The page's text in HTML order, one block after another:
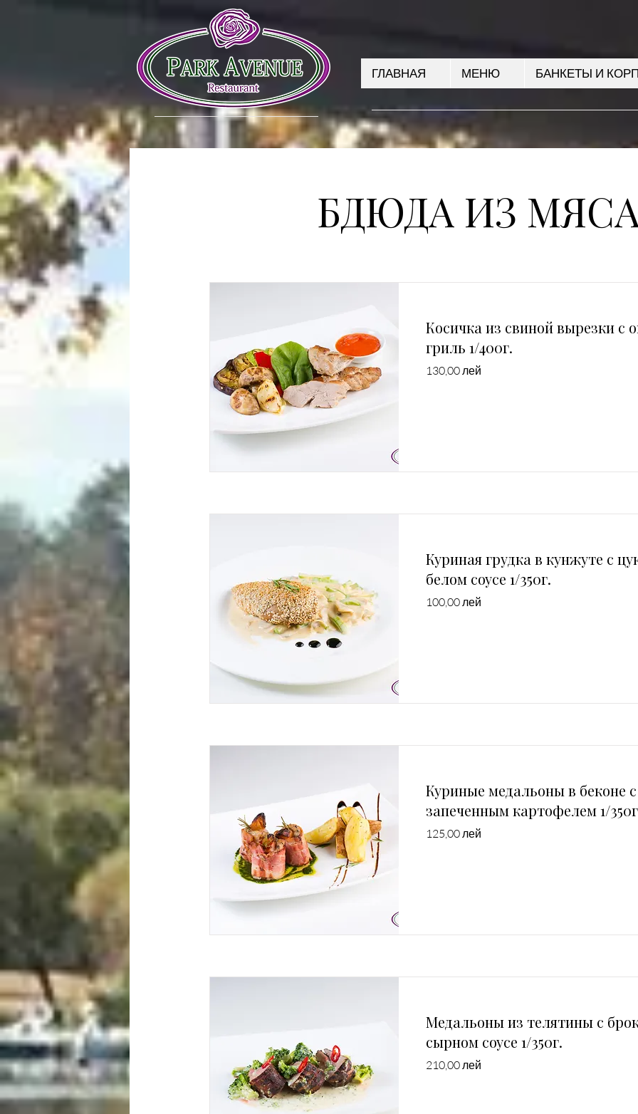
ГЛАВНАЯ МЕНЮ БАНКЕТЫ И
БДЮДА ИЗ
Косичка из свиной вырезки с
гриль 1/400г.
130,00 лей
Куриная грудка в кунжуте с
белом соусе 1/350г.
100,00 лей
Куриные медальоны в беконе с
запеченным картофелем 1/
125,00 лей
Медальоны из телятины с
сырном соусе 1/350г.
210,00 лей